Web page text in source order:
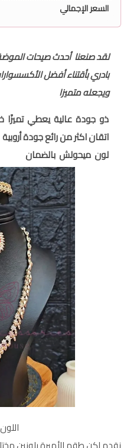
السعر الإجمالي
لقد صنعنا أحدث صيحات
بادري بأقتناء أفضل
ويجعله متميزا
ذو جودة عالية يعطي تميزًا
اتقان اكثر من رائع جودة أروبية
لون ميحولش بالضمان